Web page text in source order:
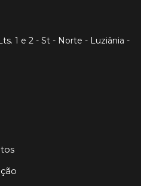
1 e 2 - St - Norte - Luziânia -